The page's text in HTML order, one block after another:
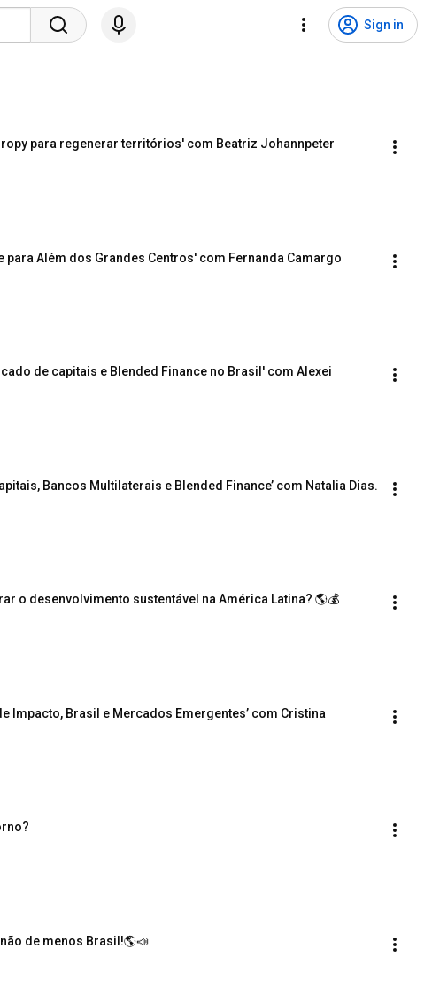
Sign in
para regenerar territórios' com Beatriz Johannpeter
para Além dos Grandes Centros' com Fernanda Camargo
de capitais e Blended Finance no Brasil' com Alexei
Bancos Multilaterais e Blended Finance’ com Natalia Dias.
o desenvolvimento sustentável na América Latina? 🌎💰
Impacto, Brasil e Mercados Emergentes’ com Cristina
de menos Brasil!🌎📣